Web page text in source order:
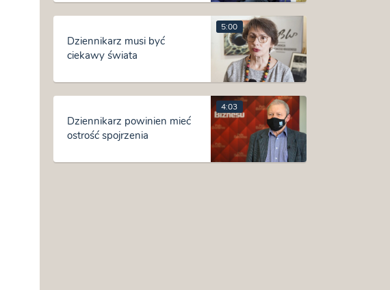
Dziennikarz musi być
ciekawy świata
5:00
Dziennikarz powinien mieć
ostrość spojrzenia
4:03